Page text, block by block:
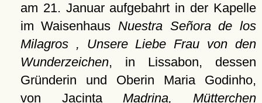
am 21. Januar aufgebahrt in der Kapelle
im WaisenhausNuestra Señora de los
Milagros , Unsere Liebe Frau von den
Wunderzeichen, in Lissabon, dessen
Gründerin und Oberin Maria Godinho,
von JacintaMadrina, Mütterchen